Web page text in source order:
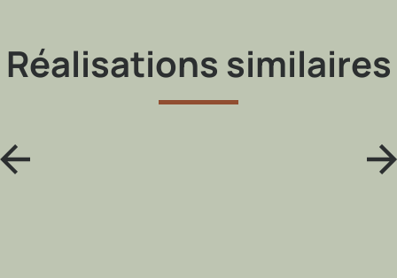
Réalisations similaires